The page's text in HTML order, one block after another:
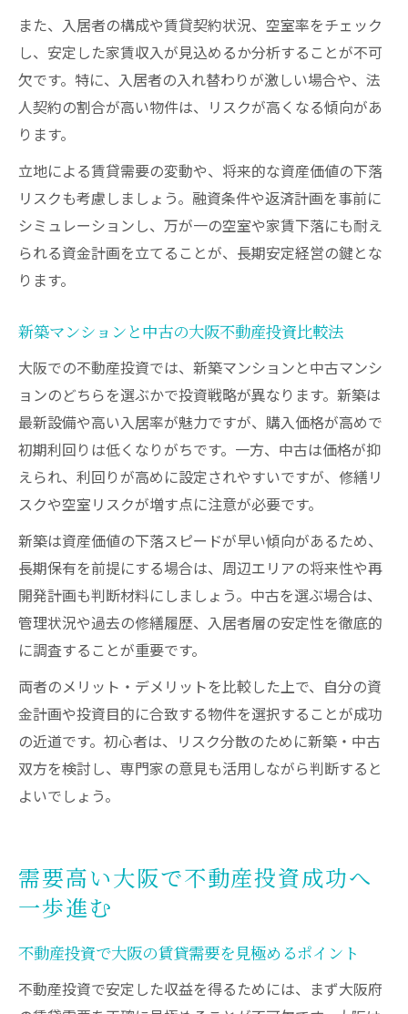
また、入居者の構成や賃貸契約状況、空室率をチェック
し、安定した家賃収入が見込めるか分析することが不可
欠です。特に、入居者の入れ替わりが激しい場合や、法
人契約の割合が高い物件は、リスクが高くなる傾向があ
ります。
立地による賃貸需要の変動や、将来的な資産価値の下落
リスクも考慮しましょう。融資条件や返済計画を事前に
シミュレーションし、万が一の空室や家賃下落にも耐え
られる資金計画を立てることが、長期安定経営の鍵とな
ります。
新築マンションと中古の大阪不動産投資比較法
大阪での不動産投資では、新築マンションと中古マンシ
ョンのどちらを選ぶかで投資戦略が異なります。新築は
最新設備や高い入居率が魅力ですが、購入価格が高めで
初期利回りは低くなりがちです。一方、中古は価格が抑
えられ、利回りが高めに設定されやすいですが、修繕リ
スクや空室リスクが増す点に注意が必要です。
新築は資産価値の下落スピードが早い傾向があるため、
長期保有を前提にする場合は、周辺エリアの将来性や再
開発計画も判断材料にしましょう。中古を選ぶ場合は、
管理状況や過去の修繕履歴、入居者層の安定性を徹底的
に調査することが重要です。
両者のメリット・デメリットを比較した上で、自分の資
金計画や投資目的に合致する物件を選択することが成功
の近道です。初心者は、リスク分散のために新築・中古
双方を検討し、専門家の意見も活用しながら判断すると
よいでしょう。
需要高い大阪で不動産投資成功へ
一歩進む
不動産投資で大阪の賃貸需要を見極めるポイント
不動産投資で安定した収益を得るためには、まず大阪府